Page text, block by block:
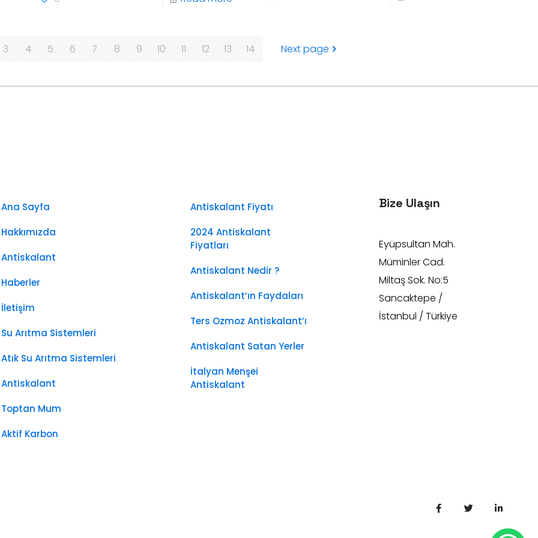
3 4 5 6 7 8 9 10 11 12 13 14 Next page
Ana Sayfa
Hakkımızda
Antiskalant
Haberler
İletişim
Su Arıtma Sistemleri
Atık Su Arıtma Sistemleri
Antiskalant
Toptan Mum
Aktif Karbon
Antiskalant Fiyatı
2024 Antiskalant
Fiyatları
Antiskalant Nedir ?
Antiskalant’ın Faydaları
Ters Ozmoz Antiskalant’ı
Antiskalant Satan Yerler
İtalyan Menşei
Antiskalant
Bize Ulaşın
Eyüpsultan Mah.
Müminler Cad.
Miltaş Sok. No:5
Sancaktepe /
İstanbul / Türkiye